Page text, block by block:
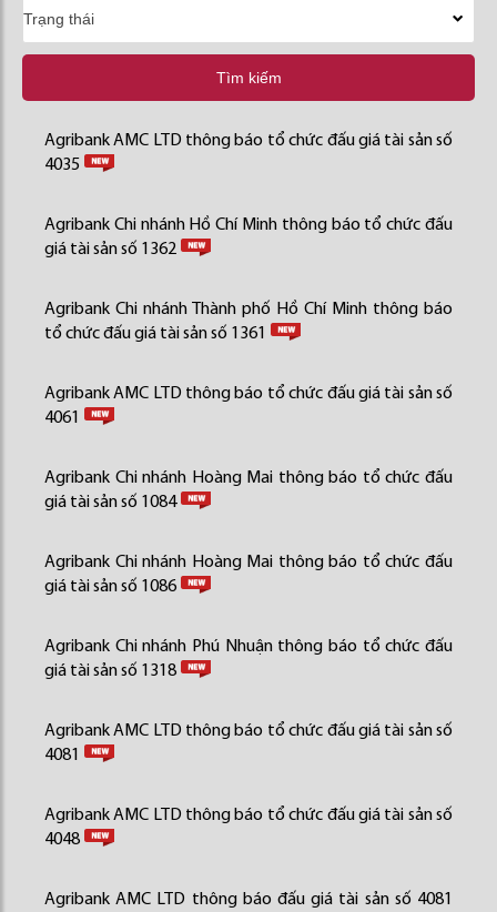
Tìm kiếm
Agribank AMC LTD thông báo tổ chức đấu giá tài sản số
4035
Agribank Chi nhánh Hồ Chí Minh thông báo tổ chức đấu
giá tài sản số 1362
Agribank Chi nhánh Thành phố Hồ Chí Minh thông báo
tổ chức đấu giá tài sản số 1361
Agribank AMC LTD thông báo tổ chức đấu giá tài sản số
4061
Agribank Chi nhánh Hoàng Mai thông báo tổ chức đấu
giá tài sản số 1084
Agribank Chi nhánh Hoàng Mai thông báo tổ chức đấu
giá tài sản số 1086
Agribank Chi nhánh Phú Nhuận thông báo tổ chức đấu
giá tài sản số 1318
Agribank AMC LTD thông báo tổ chức đấu giá tài sản số
4081
Agribank AMC LTD thông báo tổ chức đấu giá tài sản số
4048
Agribank AMC LTD thông báo đấu giá tài sản số 4081